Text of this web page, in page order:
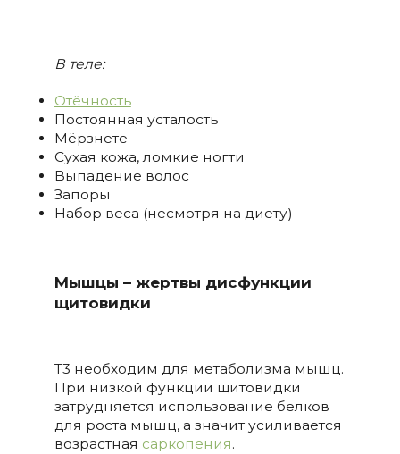
В теле:
Отёчность
Постоянная усталость
Мёрзнете
Сухая кожа, ломкие ногти
Выпадение волос
Запоры
Набор веса (несмотря на диету)
Мышцы – жертвы дисфункции
щитовидки
T3 необходим для метаболизма мышц.
При низкой функции щитовидки
затрудняется использование белков
для роста мышц, а значит усиливается
возрастная саркопения.